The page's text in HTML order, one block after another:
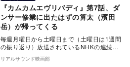
『カムカムエヴリバディ』第7話、ダ
ンサー修業に出たはずの算太（濱田
岳）が帰ってくる
毎週月曜日から土曜日まで（土曜日は1週間
の振り返り）放送されているNHKの連続テ
レビ小説『カムカムエヴリバディ』。11月9
日放送…
リアルサウンド映画部